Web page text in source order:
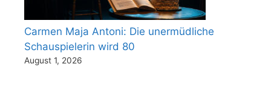
Carmen Maja Antoni: Die unermüdliche
Schauspielerin wird 80
August 1, 2026